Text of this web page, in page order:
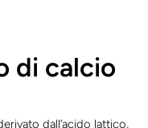
di calcio
dall’acido lattico,